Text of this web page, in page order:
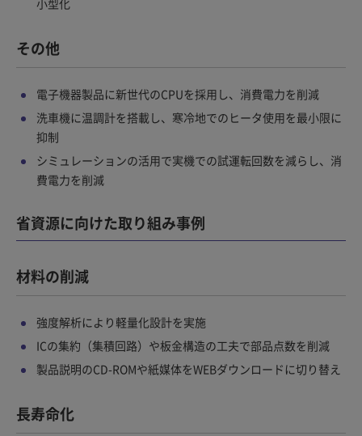
小型化
その他
電子機器製品に新世代のCPUを採用し、消費電力を削減
洗車機に温調計を搭載し、寒冷地でのヒータ使用を最小限に
抑制
シミュレーションの活用で実機での試運転回数を減らし、消
費電力を削減
省資源に向けた取り組み事例
材料の削減
強度解析により軽量化設計を実施
ICの集約（集積回路）や板金構造の工夫で部品点数を削減
製品説明のCD-ROMや紙媒体をWEBダウンロードに切り替え
長寿命化